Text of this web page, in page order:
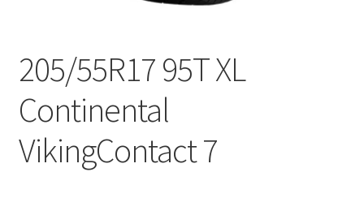
205/55R17 95T XL
Continental
VikingContact 7